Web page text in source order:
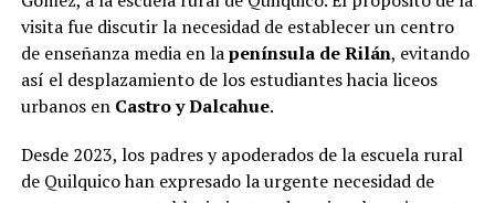
visita fue discutir la necesidad de establecer un centro
de enseñanza media en lapenínsula de Rilán, evitando
así el desplazamiento de los estudiantes hacia liceos
urbanos en Castro y Dalcahue.
Desde 2023, los padres y apoderados de la escuela rural
de Quilquico han expresado la urgente necesidad de